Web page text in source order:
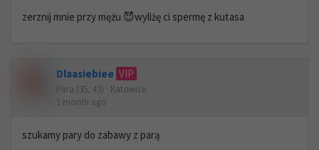
zerznij mnie przy mężu 😈wyliżę ci spermę z kutasa
Dlaasiebiee VIP
Para (35, 43) · Katowice
1 month ago
szukamy pary do zabawy z parą